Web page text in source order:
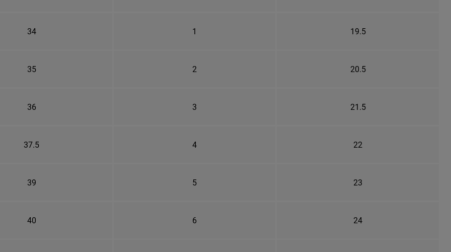
34 1 19.5
35 2 20.5
36 3 21.5
37.5 4 22
39 5 23
40 6 24